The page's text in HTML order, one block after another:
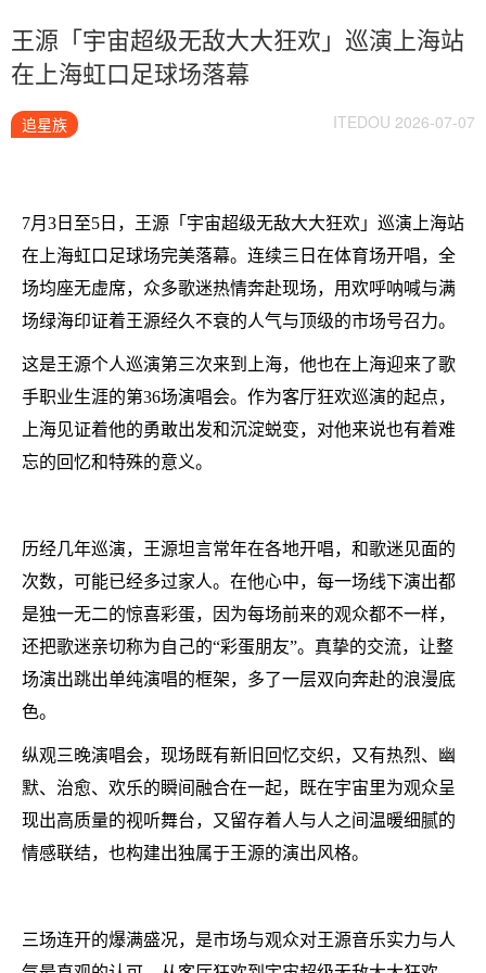
王源「宇宙超级无敌大大狂欢」巡演上海站
在上海虹口足球场落幕
追星族 ITEDOU 2026-07-07
7月3日至5日，王源「宇宙超级无敌大大狂欢」巡演上海站
在上海虹口足球场完美落幕。连续三日在体育场开唱，全
场均座无虚席，众多歌迷热情奔赴现场，用欢呼呐喊与满
场绿海印证着王源经久不衰的人气与顶级的市场号召力。
这是王源个人巡演第三次来到上海，他也在上海迎来了歌
手职业生涯的第36场演唱会。作为客厅狂欢巡演的起点，
上海见证着他的勇敢出发和沉淀蜕变，对他来说也有着难
忘的回忆和特殊的意义。
历经几年巡演，王源坦言常年在各地开唱，和歌迷见面的
次数，可能已经多过家人。在他心中，每一场线下演出都
是独一无二的惊喜彩蛋，因为每场前来的观众都不一样，
还把歌迷亲切称为自己的“彩蛋朋友”。真挚的交流，让整
场演出跳出单纯演唱的框架，多了一层双向奔赴的浪漫底
色。
纵观三晚演唱会，现场既有新旧回忆交织，又有热烈、幽
默、治愈、欢乐的瞬间融合在一起，既在宇宙里为观众呈
现出高质量的视听舞台，又留存着人与人之间温暖细腻的
情感联结，也构建出独属于王源的演出风格。
三场连开的爆满盛况，是市场与观众对王源音乐实力与人